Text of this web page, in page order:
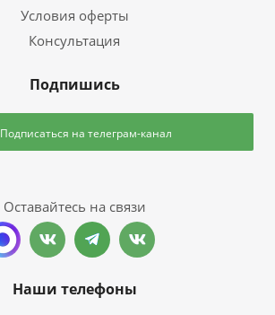
Условия оферты
Консультация
Подпишись
Подписаться на телеграм-канал
Оставайтесь на связи
Наши телефоны